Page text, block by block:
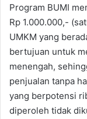
Program BUMI
Rp 1.000.000,-
UMKM yang
bertujuan untuk
menengah,
penjualan tanpa
yang berpotensi
diperoleh tidak